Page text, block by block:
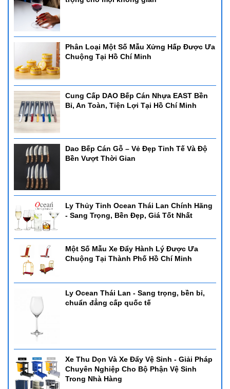
Nồi hâm buffet nắp inox là lựa chọn yêu thích của nhiều nhà hàng
khách sạn phục vụ theo kiểu bình dân. Với thiết kế chắc chắn
khung inox dày và nắp dậy đóng mở dể dàng, nồi có thể dụng
dụng điện hoặc cồn để hâm nóng thức ăn.
1. Nồi hâm buffet CN 121201-2
- Nồi hâm buffet CN 121201-2
- Kích thước: 635*425*440mm
- Dung tích: 9L
- Sử dụng: Cồn - có thể sử dụng bảng điện
- Chất liệu: inox cao cấp
2. Nồi hâm buffet CN ELEC HORECA833
- Nồi hâm buffet CN ELEC HORECA833
- Kích thước: 600*370*330mm
- Dung tích: 9L
- Sử dụng: Cồn - có thể sử dụng bảng điện
- Chất liệu: inox cao cấp
Nồi Hâm Buffet Nắp Kính
Dòng nồi buffet nắp kính thường được sử dụng trong các nhà
Phân Loại Một Số Mẫu Xửng Hấp Được Ưa
Chuộng Tại Hồ Chí Minh
Cung Cấp DAO Bếp Cán Nhựa EAST Bền
Bỉ, An Toàn, Tiện Lợi Tại Hồ Chí Minh
Dao Bếp Cán Gỗ – Vẻ Đẹp Tinh Tế Và Độ
Bền Vượt Thời Gian
Ly Thủy Tinh Ocean Thái Lan Chính Hãng
- Sang Trọng, Bền Đẹp, Giá Tốt Nhất
Một Số Mẫu Xe Đẩy Hành Lý Được Ưa
Chuộng Tại Thành Phố Hồ Chí Minh
Ly Ocean Thái Lan - Sang trọng, bền bỉ,
chuẩn đẳng cấp quốc tế
Xe Thu Dọn Và Xe Đẩy Vệ Sinh - Giải Pháp
Chuyên Nghiệp Cho Bộ Phận Vệ Sinh
Trong Nhà Hàng